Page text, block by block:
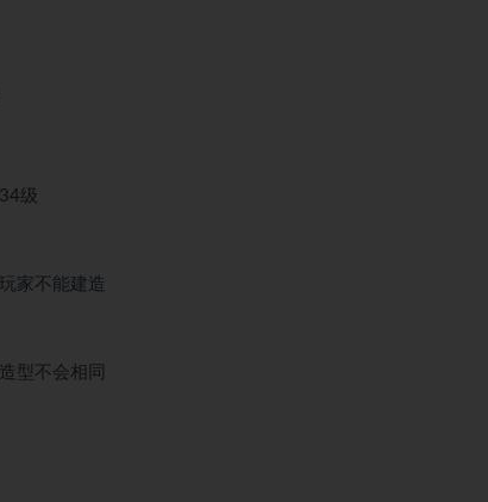
级
家不能建造
型不会相同